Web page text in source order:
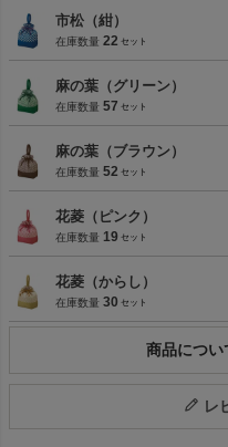
市松（紺）
在庫数量 22
麻の葉（グリーン）
在庫数量 57
麻の葉（ブラウン）
在庫数量 52
花菱（ピンク）
在庫数量 19
花菱（からし）
在庫数量 30
商品につい
レ